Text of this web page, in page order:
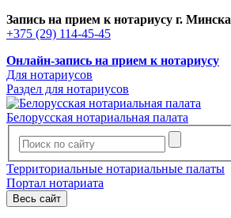
Запись на прием к нотариусу г. Минска
+375 (29) 114-45-45
Онлайн-запись на прием к нотариусу
Для нотариусов
Раздел для нотариусов
Белорусская нотариальная палата
Территориальные нотариальные палаты
Портал нотариата
Весь сайт